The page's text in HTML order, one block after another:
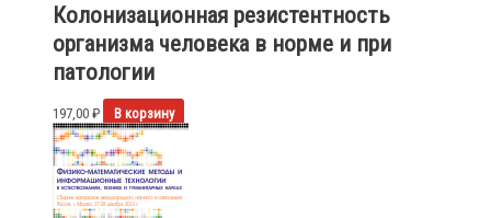
Колонизационная резистентность
организма человека в норме и при
патологии
197,00 ₽ В корзину